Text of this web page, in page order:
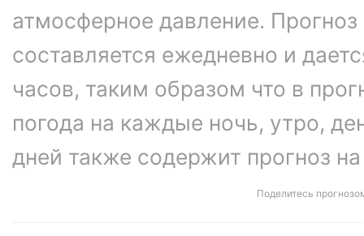
атмосферное давление.
составляется ежедневно и
часов, таким образом что в
погода на каждые ночь, утро,
дней также содержит прогноз
Поделитесь